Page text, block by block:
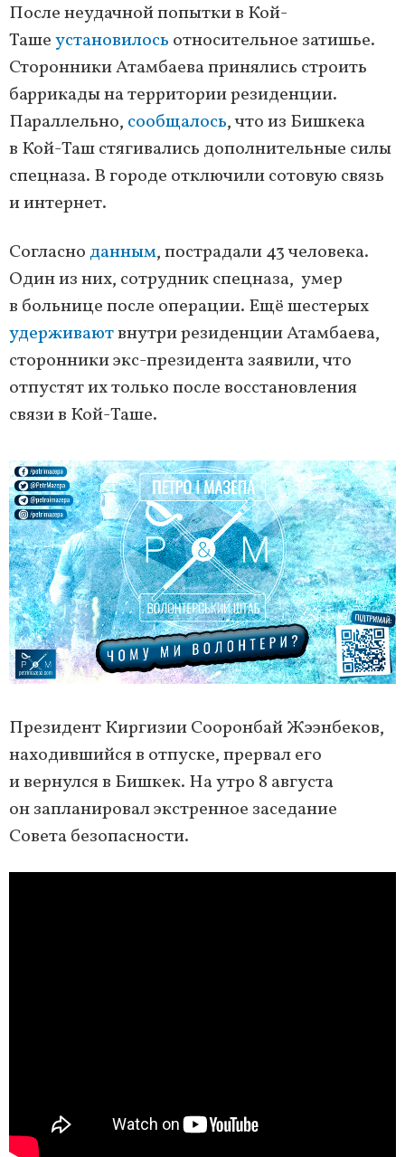
После неудачной попытки в Кой-
Ташеустановилось относительное затишье.
Сторонники Атамбаева принялись строить
баррикады на территории резиденции.
Параллельно, сообщалось, что из Бишкека
в Кой-Таш стягивались дополнительные силы
спецназа. В городе отключили сотовую связь
и интернет.
Согласноданным, пострадали 43 человека.
Один из них, сотрудник спецназа, умер
в больнице после операции. Ещё шестерых
удерживаютвнутри резиденции Атамбаева,
сторонники экс-президента заявили, что
отпустят их только после восстановления
связи в Кой-Таше.
Президент Киргизии Сооронбай Жээнбеков,
находившийся в отпуске, прервал его
и вернулся в Бишкек. На утро 8 августа
он запланировал экстренное заседание
Совета безопасности.